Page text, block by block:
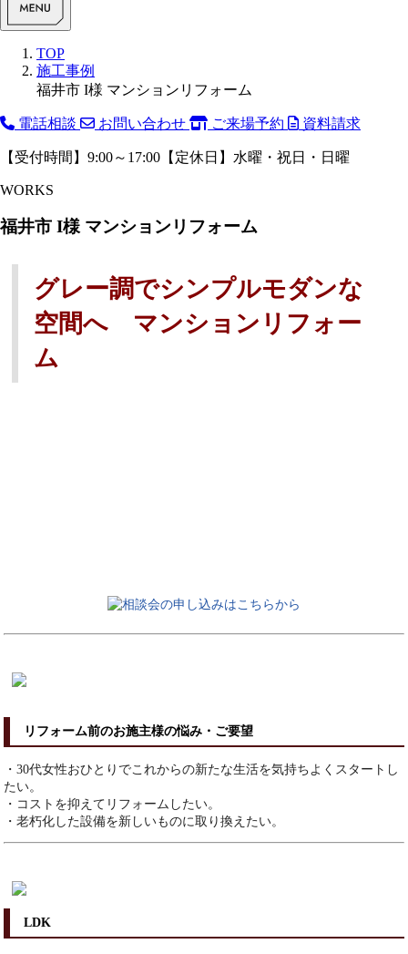
TOP
施工事例
福井市 I様 マンションリフォーム
電話相談 お問い合わせ ご来場予約 資料請求
【受付時間】9:00～17:00【定休日】水曜・祝日・日曜
WORKS
福井市 I様 マンションリフォーム
グレー調でシンプルモダンな
空間へ マンションリフォー
ム
リフォーム前のお施主様の悩み・ご要望
・30代女性おひとりでこれからの新たな生活を気持ちよくスタートし
たい。
・コストを抑えてリフォームしたい。
・老朽化した設備を新しいものに取り換えたい。
LDK